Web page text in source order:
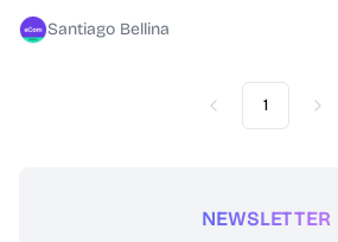
Santiago Bellina
Previous
1
NEWSLETTER